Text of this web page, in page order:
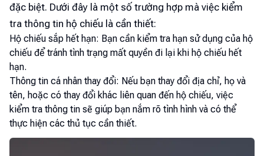
đặc biệt. Dưới đây là một số trường hợp mà việc kiểm
tra thông tin hộ chiếu là cần thiết:
Hộ chiếu sắp hết hạn: Bạn cần kiểm tra hạn sử dụng của hộ
chiếu để tránh tình trạng mất quyền đi lại khi hộ chiếu hết
hạn.
Thông tin cá nhân thay đổi: Nếu bạn thay đổi địa chỉ, họ và
tên, hoặc có thay đổi khác liên quan đến hộ chiếu, việc
kiểm tra thông tin sẽ giúp bạn nắm rõ tình hình và có thể
thực hiện các thủ tục cần thiết.